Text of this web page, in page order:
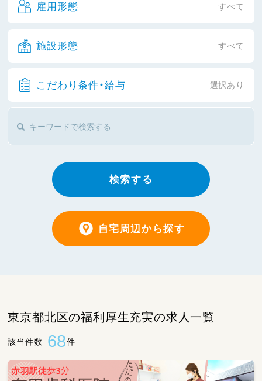
雇用形態 すべて
施設形態 すべて
こだわり条件・給与 選択あり
検索する
自宅周辺から探す
東京都北区の福利厚生充実の求人一覧
該当件数 68件